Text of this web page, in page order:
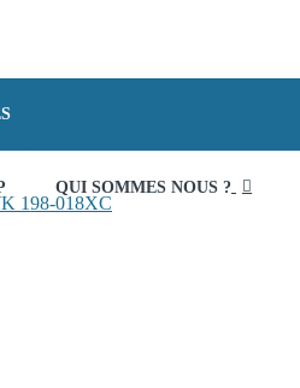
QUI SOMMES NOUS ?
198-018XC